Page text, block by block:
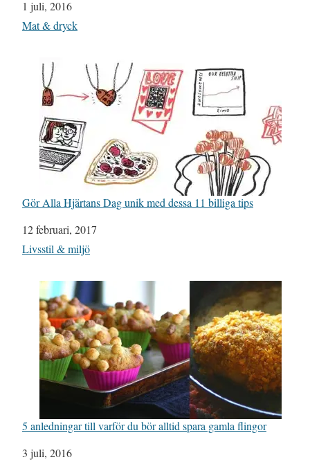
Datum
1 juli, 2016
I relation till
Mat & dryck
Gör Alla Hjärtans Dag unik med dessa 11 billiga tips
Datum
12 februari, 2017
I relation till
Livsstil & miljö
5 anledningar till varför du bör alltid spara gamla flingor
Datum
3 juli, 2016